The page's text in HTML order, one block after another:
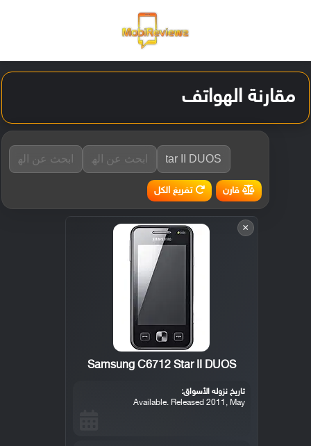
مقارنة الهواتف
قارن تفريغ الكل
×
Samsung C6712 Star II DUOS
تاريخ نزوله الأسواق:
Available. Released 2011, May